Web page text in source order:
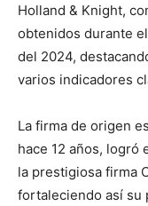
Holland & Knight,
obtenidos durante
del 2024,
varios indicadores
La firma de origen
hace 12 años, logró
la prestigiosa firma
fortaleciendo así su